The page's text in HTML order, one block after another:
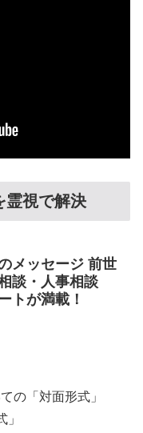
霊視で解決
メッセージ 前世
談・人事相談
トが満載！
の「対面形式」